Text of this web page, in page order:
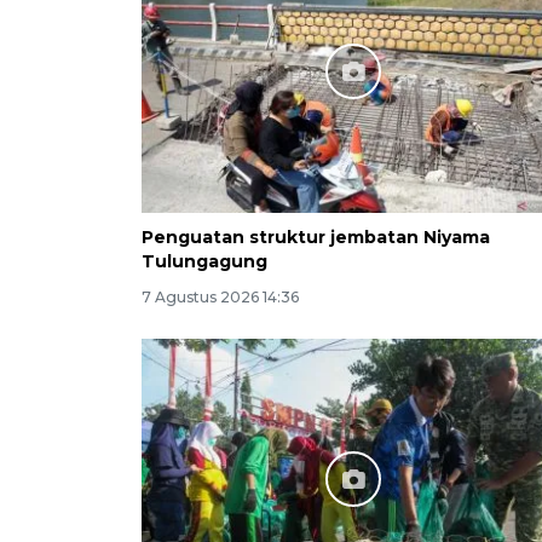
Penguatan struktur jembatan Niyama
Tulungagung
7 Agustus 2026 14:36